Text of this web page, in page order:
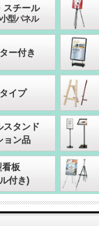
スチール
型パネル
ー付き
イプ
スタンド
ョン品
看板
付き)